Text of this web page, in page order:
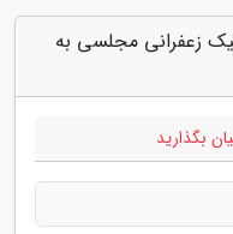
زعفرانی مجلسی به
بگذارید